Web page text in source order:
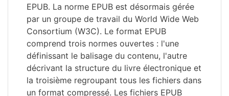
EPUB. La norme EPUB est désormais gérée
par un groupe de travail du World Wide Web
Consortium (W3C). Le format EPUB
comprend trois normes ouvertes : l'une
définissant le balisage du contenu, l'autre
décrivant la structure du livre électronique et
la troisième regroupant tous les fichiers dans
un format compressé. Les fichiers EPUB